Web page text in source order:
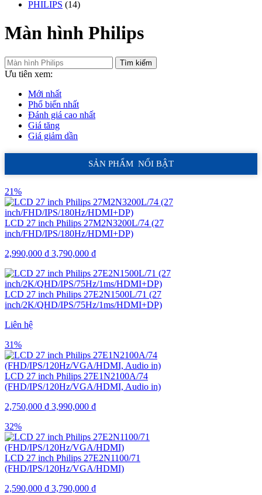
PHILIPS (14)
Màn hình Philips
Tìm kiếm
Ưu tiên xem:
Mới nhất
Phổ biến nhất
Đánh giá cao nhất
Giá tăng
Giá giảm dần
SẢN PHẨM NỔI BẬT
21%
LCD 27 inch Philips 27M2N3200L/74 (27
inch/FHD/IPS/180Hz/HDMI+DP)
2,990,000 ₫ 3,790,000 ₫
LCD 27 inch Philips 27E2N1500L/71 (27
inch/2K/QHD/IPS/75Hz/1ms/HDMI+DP)
Liên hệ
31%
LCD 27 inch Philips 27E1N2100A/74
(FHD/IPS/120Hz/VGA/HDMI, Audio in)
2,750,000 ₫ 3,990,000 ₫
32%
LCD 27 inch Philips 27E2N1100/71
(FHD/IPS/120Hz/VGA/HDMI)
2,590,000 ₫ 3,790,000 ₫